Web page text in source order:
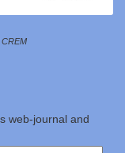
CREM
web-journal and